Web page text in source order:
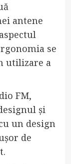
antene
se
utilizare a
FM,
și
un design
de